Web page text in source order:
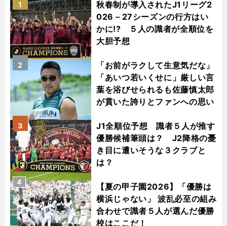
秋春制が導入されたJ1リーグ2
026－27シーズンの行方はい
かに!? ５人の識者が全順位を
大胆予想
1
「お前がラクして生意気だな」
「あいつ若いくせに」厳しい言
葉を浴びせられるも佐藤慎太郎
が貫いた誇りとファンへの思い
2
J1全順位予想 識者５人が推す
優勝候補筆頭は？ J2降格の憂
き目に遭いそうな３クラブと
は？
3
【夏の甲子園2026】「優勝は
横浜じゃない」 波乱必至の組み
合わせで識者５人が選んだ優勝
校はここだ！
4